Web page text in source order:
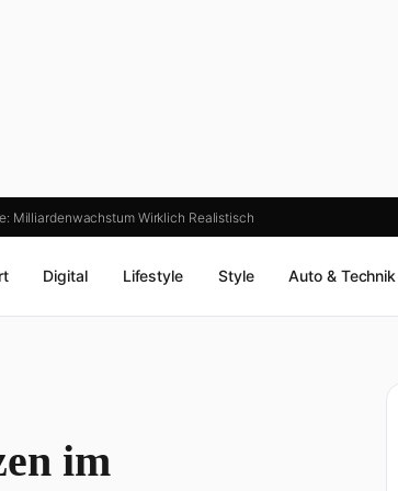
Milliardenwachstum Wirklich Realistisch
Digital Lifestyle Style Auto & Technik
im